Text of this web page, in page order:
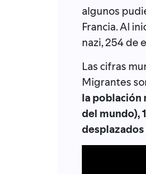
algunos
Francia. Al
nazi, 254 de
Las cifras
Migrantes
la población
del mundo),
desplazados